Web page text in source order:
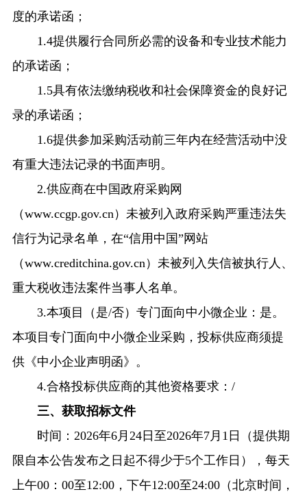
度的承诺函；
1.4提供履行合同所必需的设备和专业技术能力
的承诺函；
1.5具有依法缴纳税收和社会保障资金的良好记
录的承诺函；
1.6提供参加采购活动前三年内在经营活动中没
有重大违法记录的书面声明。
2.供应商在中国政府采购网
（www.ccgp.gov.cn）未被列入政府采购严重违法失
信行为记录名单，在“信用中国”网站
（www.creditchina.gov.cn）未被列入失信被执行人、
重大税收违法案件当事人名单。
3.本项目（是/否）专门面向中小微企业：是。
本项目专门面向中小微企业采购，投标供应商须提
供《中小企业声明函》。
4.合格投标供应商的其他资格要求：/
三、获取招标文件
时间：2026年6月24日至2026年7月1日（提供期
限自本公告发布之日起不得少于5个工作日），每天
上午00：00至12:00，下午12:00至24:00（北京时间，